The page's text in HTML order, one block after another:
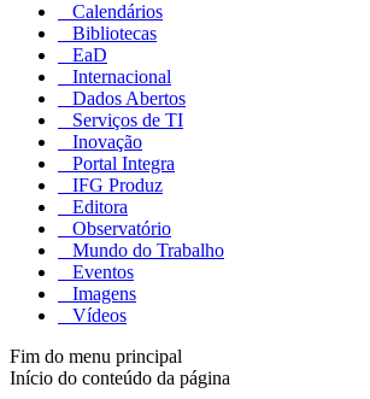
Calendários
Bibliotecas
EaD
Internacional
Dados Abertos
Serviços de TI
Inovação
Portal Integra
IFG Produz
Editora
Observatório
Mundo do Trabalho
Eventos
Imagens
Vídeos
Fim do menu principal
Início do conteúdo da página